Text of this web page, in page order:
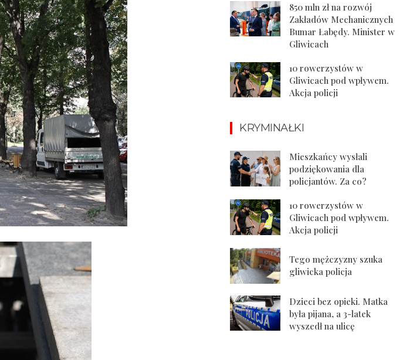
850 mln zł na rozwój
Zakładów Mechanicznych
Bumar Łabędy. Minister w
Gliwicach
10 rowerzystów w
Gliwicach pod wpływem.
Akcja policji
KRYMINAŁKI
Mieszkańcy wysłali
podziękowania dla
policjantów. Za co?
10 rowerzystów w
Gliwicach pod wpływem.
Akcja policji
Tego mężczyzny szuka
gliwicka policja
Dzieci bez opieki. Matka
była pijana, a 3-latek
wyszedł na ulicę